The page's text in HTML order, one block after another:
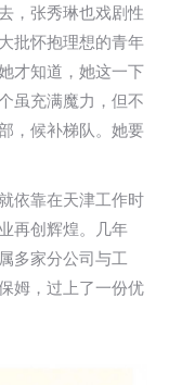
，张秀琳也戏剧性
批怀抱理想的青年
才知道，她这一下
虽充满魔力，但不
，候补梯队。她要
依靠在天津工作时
再创辉煌。几年
多家分公司与工
姆，过上了一份优